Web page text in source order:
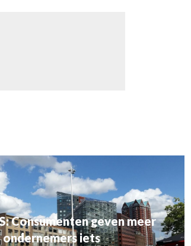
Consumenten geven meer
ondernemers iets